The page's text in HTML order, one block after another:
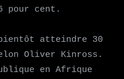
pour cent.
atteindre 30
Oliver Kinross.
en Afrique